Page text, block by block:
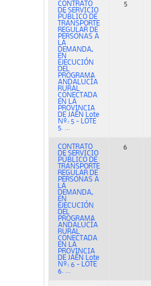
CONTRATO
DE SERVICIO
PÚBLICO DE
TRANSPORTE
REGULAR DE
PERSONAS A
LA
DEMANDA,
EN
EJECUCIÓN
DEL
PROGRAMA
ANDALUCÍA
RURAL
CONECTADA
EN LA
PROVINCIA
DE JAÉN Lote
Nº: 5 - LOTE
5. ...
5
CONTRATO
DE SERVICIO
PÚBLICO DE
TRANSPORTE
REGULAR DE
PERSONAS A
LA
DEMANDA,
EN
EJECUCIÓN
DEL
PROGRAMA
ANDALUCÍA
RURAL
CONECTADA
EN LA
PROVINCIA
DE JAÉN Lote
Nº: 6 - LOTE
6. ...
6